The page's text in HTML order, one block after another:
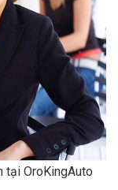
tại OroKingAuto